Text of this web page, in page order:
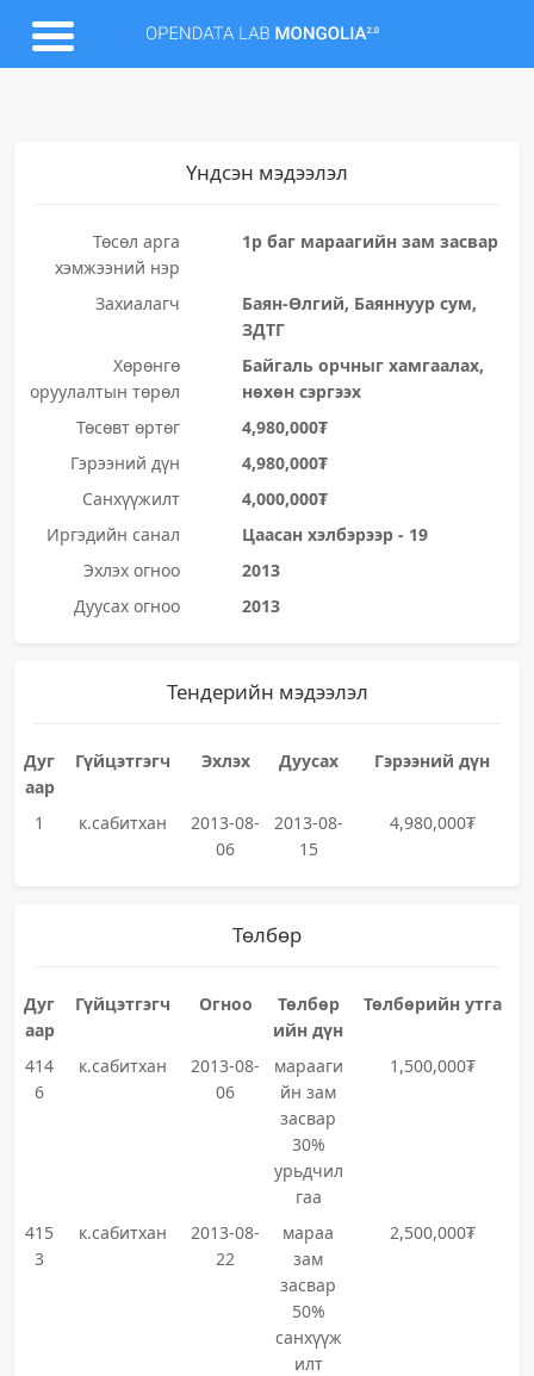
Үндсэн мэдээлэл
Төсөл арга
хэмжээний нэр
1р баг мараагийн зам засвар
Захиалагч
Баян-Өлгий, Баяннуур сум,
ЗДТГ
Хөрөнгө
оруулалтын төрөл
Байгаль орчныг хамгаалах,
нөхөн сэргээх
Төсөвт өртөг
4,980,000₮
Гэрээний дүн
4,980,000₮
Санхүүжилт
4,000,000₮
Иргэдийн санал
Цаасан хэлбэрээр - 19
Эхлэх огноо
2013
Дуусах огноо
2013
Тендерийн мэдээлэл
Дуг
аар
Гүйцэтгэгч Эхлэх Дуусах Гэрээний дүн
1 к.сабитхан
2013-08-
06
2013-08-
15
4,980,000₮
Төлбөр
Дуг
аар
Гүйцэтгэгч Огноо
Төлбөр
ийн дүн
Төлбөрийн утга
414
6
к.сабитхан
2013-08-
06
марааги
йн зам
засвар
30%
урьдчил
гаа
1,500,000₮
415
3
к.сабитхан
2013-08-
22
мараа
зам
засвар
50%
санхүүж
илт
2,500,000₮